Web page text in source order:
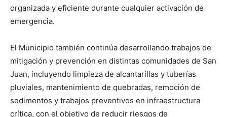
organizada y eficiente durante cualquier activación de
emergencia.
El Municipio también continúa desarrollando trabajos de
mitigación y prevención en distintas comunidades de San
Juan, incluyendo limpieza de alcantarillas y tuberías
pluviales, mantenimiento de quebradas, remoción de
sedimentos y trabajos preventivos en infraestructura
crítica, con el objetivo de reducir riesgos de